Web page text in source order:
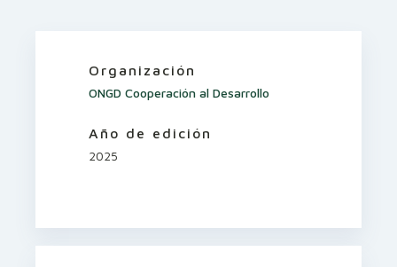
Organización
ONGD Cooperación al Desarrollo
Año de edición
2025